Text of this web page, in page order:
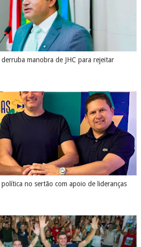
manobra de JHC para rejeitar
política no sertão com apoio de lideranças